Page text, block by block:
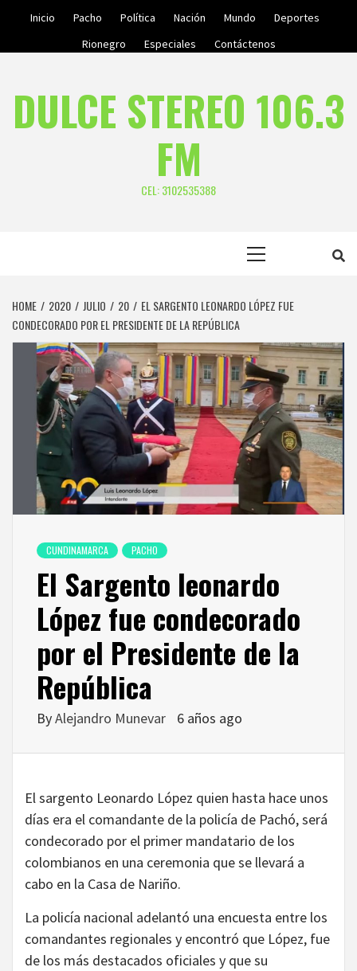
Inicio Pacho Política Nación Mundo
Deportes
Rionegro
Especiales Contáctenos
DULCE STEREO 106.3
FM
CEL: 3102535388
HOME 2020 JULIO 20
EL SARGENTO LEONARDO LÓPEZ FUE
CONDECORADO POR EL PRESIDENTE DE LA REPÚBLICA
CUNDINAMARCA PACHO
El Sargento leonardo
López fue condecorado
por el Presidente de la
República
ByAlejandro Munevar 6 años ago
El sargento Leonardo López quien hasta hace unos
días era el comandante de la policía de Pachó, será
condecorado por el primer mandatario de los
colombianos en una ceremonia que se llevará a
cabo en la Casa de Nariño.
La policía nacional adelantó una encuesta entre los
comandantes regionales y encontró que López, fue
de los más destacados oficiales y que su